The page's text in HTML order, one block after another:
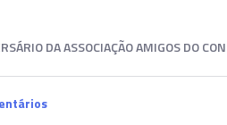
DA ASSOCIAÇÃO AMIGOS DO